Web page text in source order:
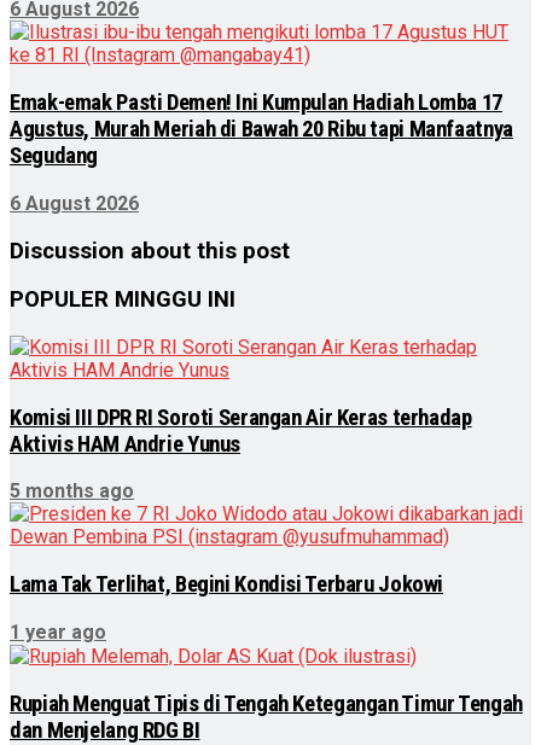
6 August 2026
Emak-emak Pasti Demen! Ini Kumpulan Hadiah Lomba 17
Agustus, Murah Meriah di Bawah 20 Ribu tapi Manfaatnya
Segudang
6 August 2026
Discussion about this post
POPULER MINGGU INI
Komisi III DPR RI Soroti Serangan Air Keras terhadap
Aktivis HAM Andrie Yunus
5 months ago
Lama Tak Terlihat, Begini Kondisi Terbaru Jokowi
1 year ago
Rupiah Menguat Tipis di Tengah Ketegangan Timur Tengah
dan Menjelang RDG BI